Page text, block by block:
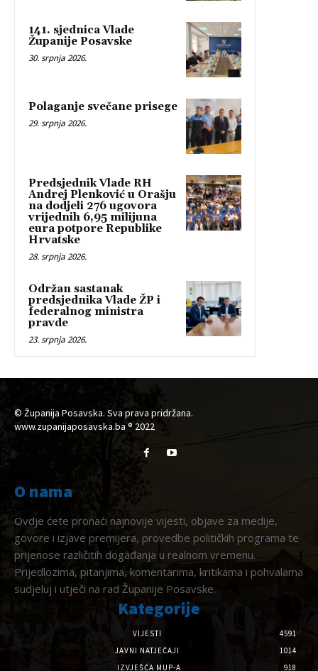
141. sjednica Vlade
Županije Posavske
30. srpnja 2026.
Polaganje svečane prisege
29. srpnja 2026.
Predsjednik Vlade RH
Andrej Plenković u Orašju
na dodjeli 276 ugovora
vrijednih 6,95 milijuna
eura potpore Republike
Hrvatske
28. srpnja 2026.
Održan sastanak
predsjednika Vlade ŽP i
federalnog ministra
pravde
23. srpnja 2026.
© Županija Posavska. Sva prava pridržana.
www.zupanijaposavska.ba ® 2022
O nama
Ovdje ćete pronaći najnovije vijesti, objave za medije,
govore i izjave premijera, provedbe političkih programa te
prijenose različitih događanja u realnom vremenu.
Prijedlozima, pitanjima, komentarima, kritikama i pohvalama
sudjeluj i utječi na rad Županije Posavske.
Kategorije
VIJESTI
4591
JAVNI NATJEČAJI
1014
IZVJEŠĆA MUP-A
918